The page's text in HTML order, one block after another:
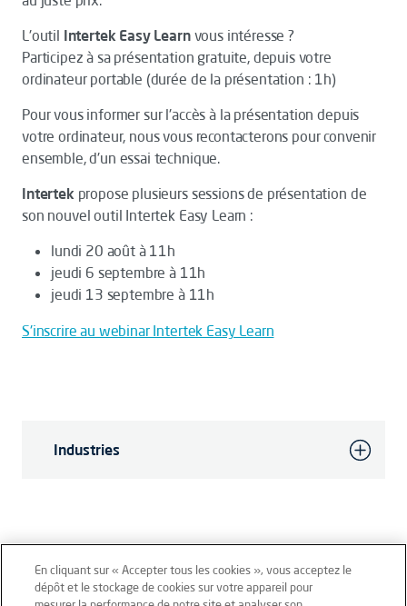
L'outil Intertek Easy Learn vous intéresse ?
Participez à sa présentation gratuite, depuis votre
ordinateur portable (durée de la présentation : 1h)
Pour vous informer sur l'accès à la présentation depuis
votre ordinateur, nous vous recontacterons pour convenir
ensemble, d'un essai technique.
Intertek propose plusieurs sessions de présentation de
son nouvel outil Intertek Easy Learn :
lundi 20 août à 11h
jeudi 6 septembre à 11h
jeudi 13 septembre à 11h
S'inscrire au webinar Intertek Easy Learn
Industries
En cliquant sur « Accepter tous les cookies », vous acceptez le
dépôt et le stockage de cookies sur votre appareil pour